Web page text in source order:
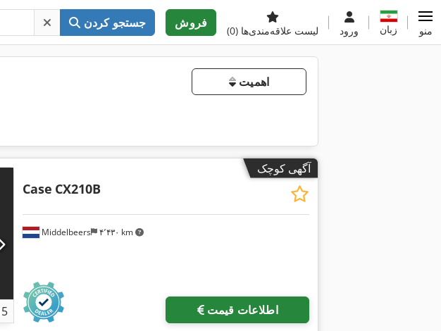
جستجو کردن فروش
لیست علاقه‌مندی‌ها (0) ورود زبان منو
اهمیت
آگهی کوچک
Middelbeers ۴٬۴۳۰ km
Case CX210B
اطلاعات قیمت